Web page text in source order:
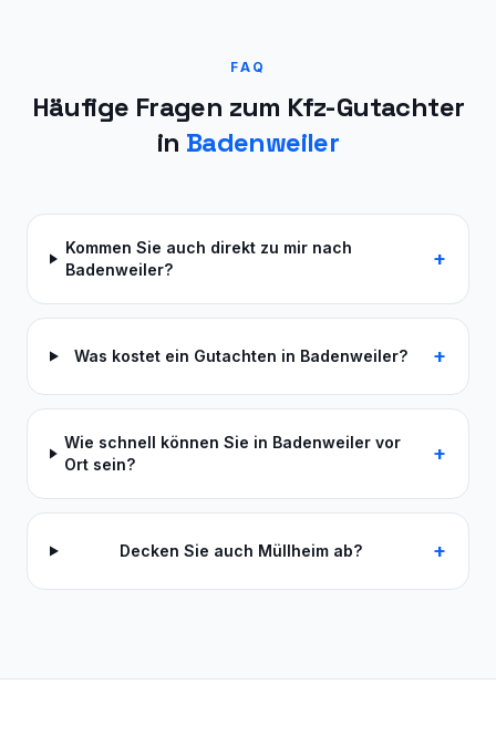
FAQ
Häufige Fragen zum Kfz-Gutachter
in Badenweiler
Kommen Sie auch direkt zu mir nach
Badenweiler?
+
Was kostet ein Gutachten in Badenweiler? +
Wie schnell können Sie in Badenweiler vor
Ort sein?
+
Decken Sie auch Müllheim ab? +